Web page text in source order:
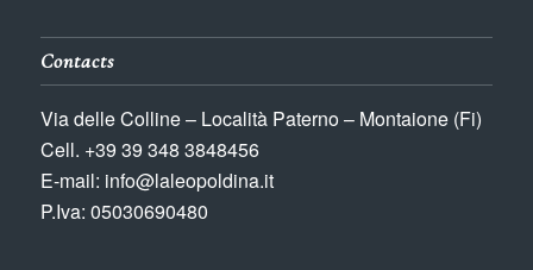
Contacts
Via delle Colline – Località Paterno – Montaione (Fi)
Cell. +39 39 348 3848456
E-mail: info@laleopoldina.it
P.Iva: 05030690480